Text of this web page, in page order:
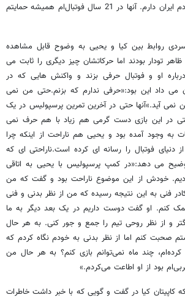
کنم اما هر چه دارم از مردم ایران دارم. آنها در 21 سال فوتبال‌ام همیشه حمایتم
روابط بین کیا و یحیی به وضوح قابل مشاهده
تودار بودند اما حرکاتشان چیز دیگری را ثابت می
او و فوتبال حرفی بزند و واکنش هایی که در
می داد این بود:«حرفی ندارم که بزنم.حتی من نمی
نمی آید.»آنها حتی در آخرین تمرین پرسپولیس در یک
در این بازی دست گرمی هم زیاد با هم حرف نمی
به وجود آمده بود و یحیی هم ناراحت از اینکه چرا
فوتبال را رسانه ای کرده است.ناراحتی ای که
می دهد:«در کمپ پرسپولیس با یحیی به اتاقی
خودش از این موضوع ناراحت بود و گفت که من
فنی به این نتیجه رسیده که من از نظر بدنی و فنی
کنم. او گفت دوست داریم در یک بعد دیگر به ما
و از نظر روحی تیم را جمع و جور کنی. به هر حال
صحبت کنم اما از نظر بدنی به خودم نگاه کردم که
کرده‌ام، چند ماه نمی‌توانم بازی کنم؟ به هر حال من
بود از او اطاعت می‌کردم.»
کاپیتان کیا در گفت و گویی که با خبر داشت خاطرات